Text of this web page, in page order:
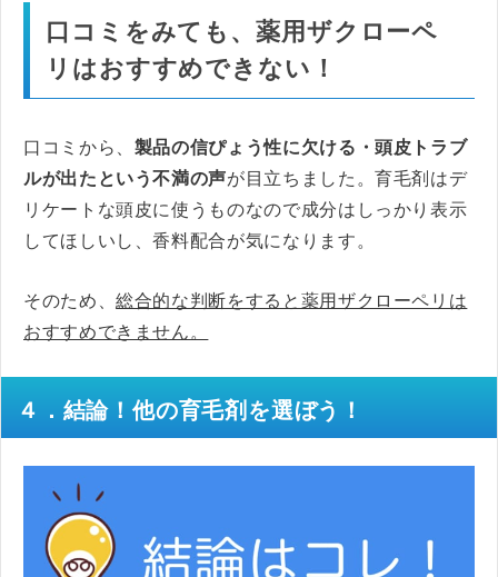
口コミをみても、薬用ザクローペ
リはおすすめできない！
口コミから、 製品の信ぴょう性に欠ける・頭皮トラブ
ルが出たという不満の声が目立ちました。育毛剤はデ
リケートな頭皮に使うものなので成分はしっかり表示
してほしいし、香料配合が気になります。
そのため、総合的な判断をすると薬用ザクローペリは
おすすめできません。
４．結論！他の育毛剤を選ぼう！